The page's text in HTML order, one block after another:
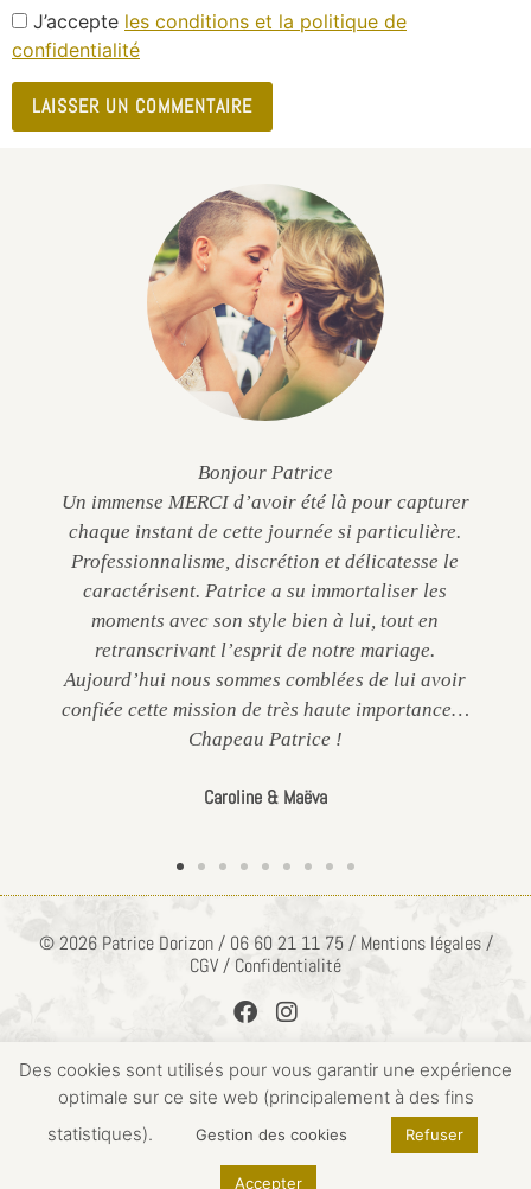
J’accepte les conditions et la politique de
confidentialité
Bonjour Patrice
Un immense MERCI d’avoir été là pour capturer
chaque instant de cette journée si particulière.
Professionnalisme, discrétion et délicatesse le
caractérisent. Patrice a su immortaliser les
moments avec son style bien à lui, tout en
retranscrivant l’esprit de notre mariage.
Aujourd’hui nous sommes comblées de lui avoir
confiée cette mission de très haute importance…
Chapeau Patrice !
Caroline & Maëva
© 2026 Patrice Dorizon / 06 60 21 11 75 / Mentions légales /
CGV / Confidentialité
ACCÈS PRIVÉ
Des cookies sont utilisés pour vous garantir une expérience
optimale sur ce site web (principalement à des fins
statistiques).
Gestion des cookies Refuser
Accepter